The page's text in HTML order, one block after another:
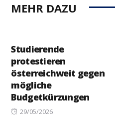
MEHR DAZU
Studierende
protestieren
österreichweit gegen
mögliche
Budgetkürzungen
Posted
29/05/2026